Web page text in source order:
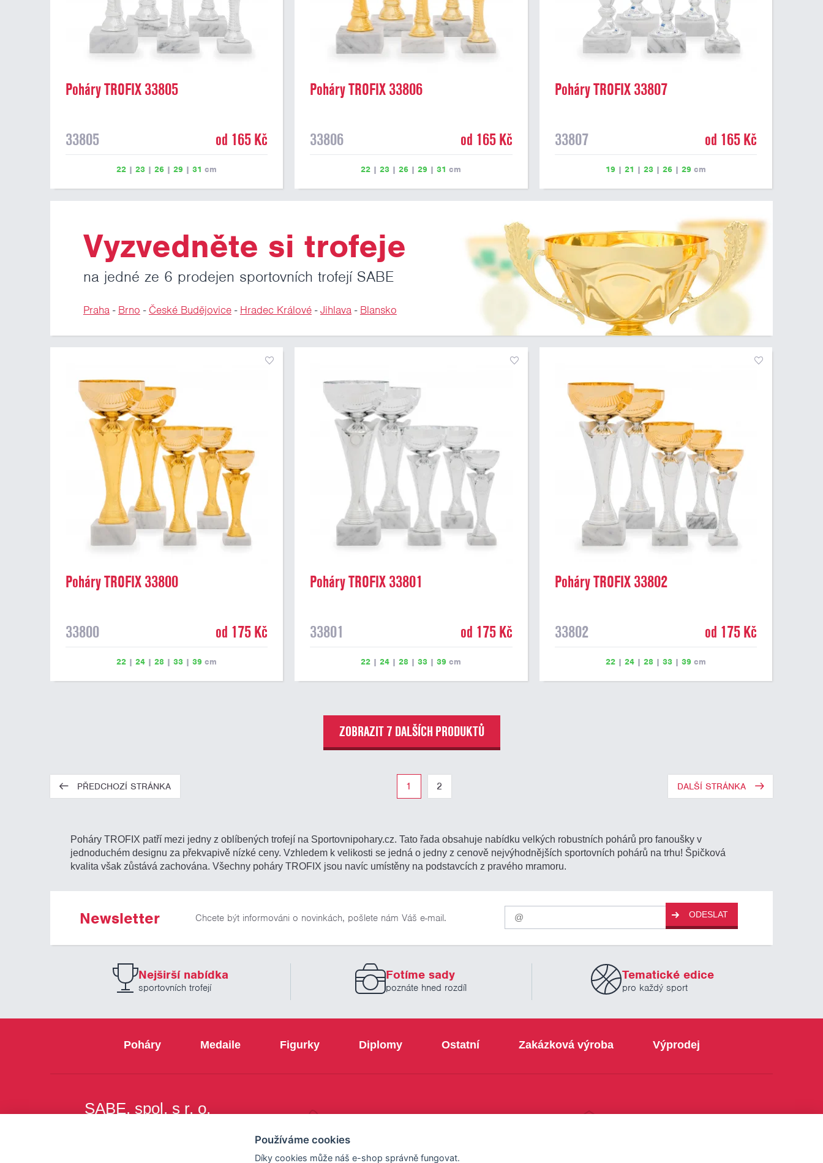
Poháry TROFIX 33805
33805 od 165 Kč
22| 23| 26| 29 | 31 cm
Poháry TROFIX 33806
33806 od 165 Kč
22 |23 |26 |29 |31 cm
Poháry TROFIX 33807
33807 od 165 Kč
19 | 21 | 23| 26| 29 cm
Vyzvedněte si trofeje
na jedné ze 6 prodejen sportovních trofejí SABE
Praha- Brno - České Budějovice- Hradec Králové-Jihlava- Blansko
Poháry TROFIX 33800
33800 od 175 Kč
22| 24| 28 | 33| 39 cm
Poháry TROFIX 33801
33801 od 175 Kč
22 |24 |28 |33 |39 cm
Poháry TROFIX 33802
33802 od 175 Kč
22| 24| 28 | 33| 39 cm
ZOBRAZIT 7 DALŠÍCH PRODUKTŮ
PŘEDCHOZÍ STRÁNKA 1 2 DALŠÍ STRÁNKA
Poháry TROFIX patří mezi jedny z oblíbených trofejí na Sportovnipohary.cz. Tato řada obsahuje nabídku velkých robustních pohárů pro fanoušky v
jednoduchém designu za překvapivě nízké ceny. Vzhledem k velikosti se jedná o jedny z cenově nejvýhodnějších sportovních pohárů na trhu! Špičková
kvalita však zůstává zachována. Všechny poháry TROFIX jsou navíc umístěny na podstavcích z pravého mramoru.
Newsletter Chcete být informováni o novinkách, pošlete nám Váš e-mail.
Pro
odběr
našich
novinek
ODESLAT
Nejširší nabídka
sportovních trofejí
Fotíme sady
poznáte hned rozdíl
Tematické edice
pro každý sport
Poháry Medaile Figurky Diplomy Ostatní Zakázková výroba Výprodej
SABE, spol. s r. o.
Používáme cookies
Díky cookies může náš e-shop správně fungovat.